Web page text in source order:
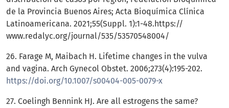
de la Provincia Buenos Aires; Acta Bioquímica Clínica
Latinoamericana. 2021;55(Suppl. 1):1-48.https://
www.redalyc.org/journal/535/53570548004/
26. Farage M, Maibach H. Lifetime changes in the vulva
and vagina. Arch Gynecol Obstet. 2006;273(4):195-202.
https://doi.org/10.1007/s00404-005-0079-x
27. Coelingh Bennink HJ. Are all estrogens the same?